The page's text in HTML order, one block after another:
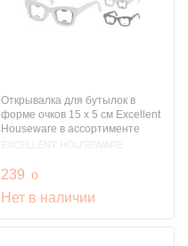
Открывалка для бутылок в
форме очков 15 x 5 см Excellent
Houseware в ассортименте
EXCELLENT HOUSEWARE
239 руб.
o
Нет в наличии